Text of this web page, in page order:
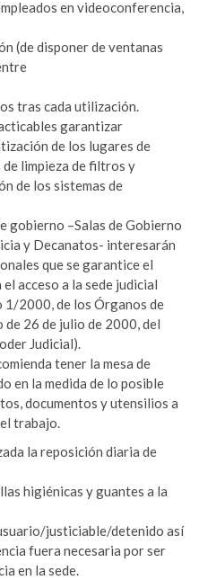
en videoconferencia,
(de disponer de ventanas
tras cada utilización.
garantizar
de los lugares de
limpieza de filtros y
de los sistemas de
gobierno –Salas de Gobierno
y Decanatos- interesarán
que se garantice el
acceso a la sede judicial
1/2000, de los Órganos de
26 de julio de 2000, del
Judicial).
tener la mesa de
en la medida de lo posible
documentos y utensilios a
trabajo.
la reposición diaria de
higiénicas y guantes a la
justiciable/detenido así
fuera necesaria por ser
en la sede.